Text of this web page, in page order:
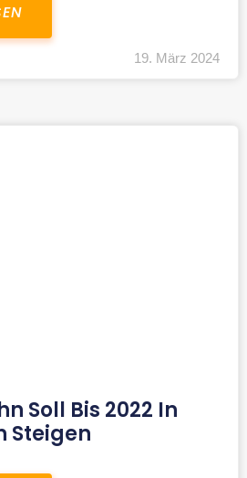
19. März 2024
Soll Bis 2022 In
Steigen